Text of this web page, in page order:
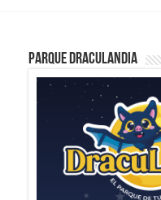
Parque Draculandia